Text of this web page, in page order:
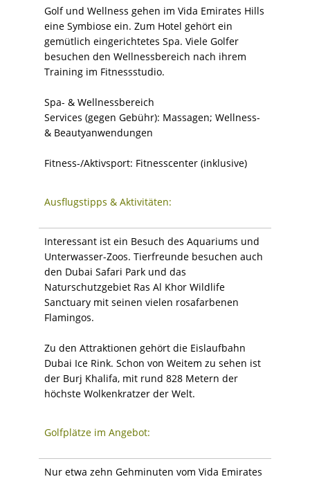
Golf und Wellness gehen im Vida Emirates Hills
eine Symbiose ein. Zum Hotel gehört ein
gemütlich eingerichtetes Spa. Viele Golfer
besuchen den Wellnessbereich nach ihrem
Training im Fitnessstudio.
Spa- & Wellnessbereich
Services (gegen Gebühr): Massagen; Wellness-
& Beautyanwendungen
Fitness-/Aktivsport: Fitnesscenter (inklusive)
Ausflugstipps & Aktivitäten:
Interessant ist ein Besuch des Aquariums und
Unterwasser-Zoos. Tierfreunde besuchen auch
den Dubai Safari Park und das
Naturschutzgebiet Ras Al Khor Wildlife
Sanctuary mit seinen vielen rosafarbenen
Flamingos.
Zu den Attraktionen gehört die Eislaufbahn
Dubai Ice Rink. Schon von Weitem zu sehen ist
der Burj Khalifa, mit rund 828 Metern der
höchste Wolkenkratzer der Welt.
Golfplätze im Angebot:
Nur etwa zehn Gehminuten vom Vida Emirates